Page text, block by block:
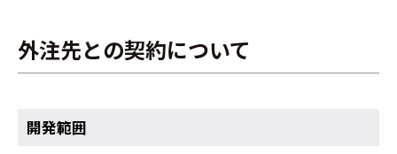
外注先との契約について
開発範囲